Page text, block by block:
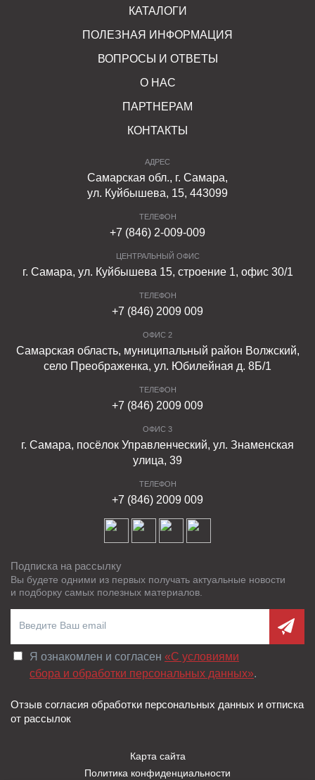
КАТАЛОГИ
ПОЛЕЗНАЯ ИНФОРМАЦИЯ
ВОПРОСЫ И ОТВЕТЫ
О НАС
ПАРТНЕРАМ
КОНТАКТЫ
АДРЕС
Самарская обл., г. Самара,
ул. Куйбышева, 15, 443099
ТЕЛЕФОН
+7 (846) 2-009-009
ЦЕНТРАЛЬНЫЙ ОФИС
г. Самара, ул. Куйбышева 15, строение 1, офис 30/1
ТЕЛЕФОН
+7 (846) 2009 009
ОФИС 2
Самарская область, муниципальный район Волжский,
село Преображенка, ул. Юбилейная д. 8Б/1
ТЕЛЕФОН
+7 (846) 2009 009
ОФИС 3
г. Самара, посёлок Управленческий, ул. Знаменская
улица, 39
ТЕЛЕФОН
+7 (846) 2009 009
Подписка на рассылку
Вы будете одними из первых получать актуальные новости
и подборку самых полезных материалов.
Я ознакомлен и согласен «C условиями
сбора и обработки персональных данных».
Отзыв согласия обработки персональных данных и отписка
от рассылок
Карта сайта
Политика конфиденциальности